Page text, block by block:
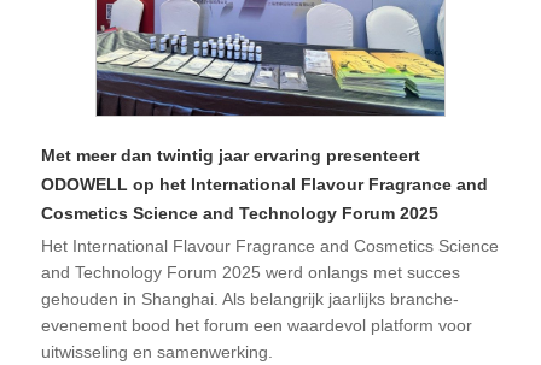
Met meer dan twintig jaar ervaring presenteert
ODOWELL op het International Flavour Fragrance and
Cosmetics Science and Technology Forum 2025
Het International Flavour Fragrance and Cosmetics Science
and Technology Forum 2025 werd onlangs met succes
gehouden in Shanghai. Als belangrijk jaarlijks branche-
evenement bood het forum een ​​waardevol platform voor
uitwisseling en samenwerking.